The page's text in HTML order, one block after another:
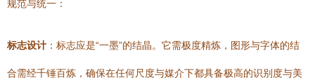
规范与统一：
标志设计 ：标志应是“一墨”的结晶。它需极度精炼，图形与字体的结
合需经千锤百炼，确保在任何尺度与媒介下都具备极高的识别度与美